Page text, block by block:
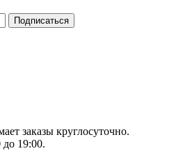
заказы круглосуточно.
до 19:00.